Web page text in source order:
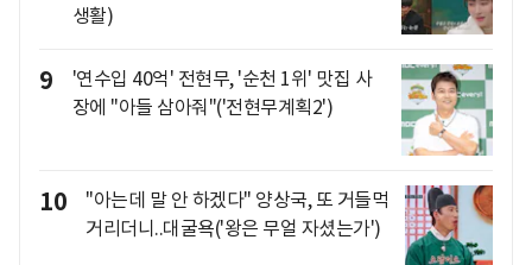
생활)
9
'연수입 40억' 전현무, '순천 1위' 맛집 사
장에 "아들 삼아줘"('전현무계획2')
10
"아는데 말 안 하겠다" 양상국, 또 거들먹
거리더니..대굴욕('왕은 무얼 자셨는가')